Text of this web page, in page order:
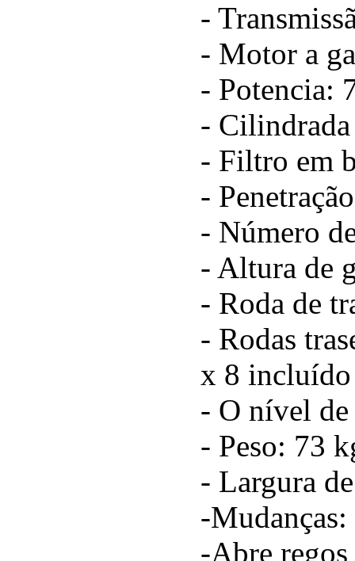
-
- Motor a
- Potencia:
-
- Filtro em
-
- Número
- Altura de
- Roda de
- Rodas
x 8 incluído
- O nível
- Peso: 73
- Largura
-Mudanças:
-Abre